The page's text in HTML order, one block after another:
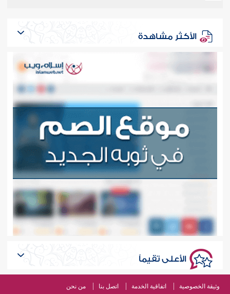
الأكثر مشاهدة
الأعلى تقيماً
وثيقة الخصوصية اتفاقية الخدمة اتصل بنا من نحن